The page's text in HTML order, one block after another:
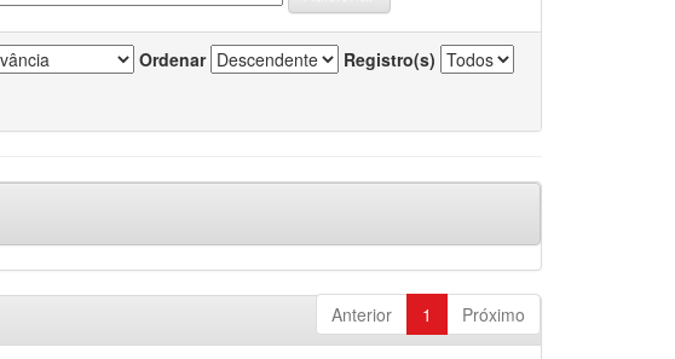
Ordenar Registro(s)
Anterior 1 Próximo